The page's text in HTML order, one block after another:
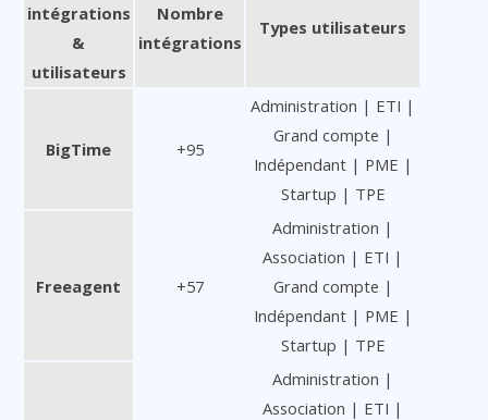
intégrations
&
utilisateurs
Nombre
intégrations
Types utilisateurs
BigTime +95
Administration | ETI |
Grand compte |
Indépendant | PME |
Startup | TPE
Freeagent +57
Administration |
Association | ETI |
Grand compte |
Indépendant | PME |
Startup | TPE
Administration |
Association | ETI |